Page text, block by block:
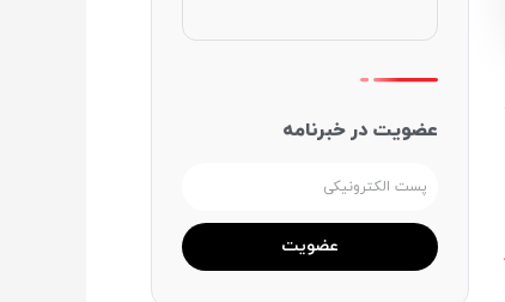
عضویت در خبرنامه
آدرس
ایمیل
عضویت